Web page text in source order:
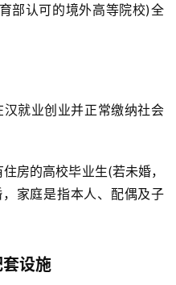
部认可的境外高等院校)全
就业创业并正常缴纳社会
房的高校毕业生(若未婚，
家庭是指本人、配偶及子
设施